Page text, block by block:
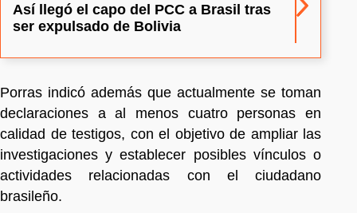
Así llegó el capo del PCC a Brasil tras
ser expulsado de Bolivia
Porras indicó además que actualmente se toman
declaraciones a al menos cuatro personas en
calidad de testigos, con el objetivo de ampliar las
investigaciones y establecer posibles vínculos o
actividades relacionadas con el ciudadano
brasileño.